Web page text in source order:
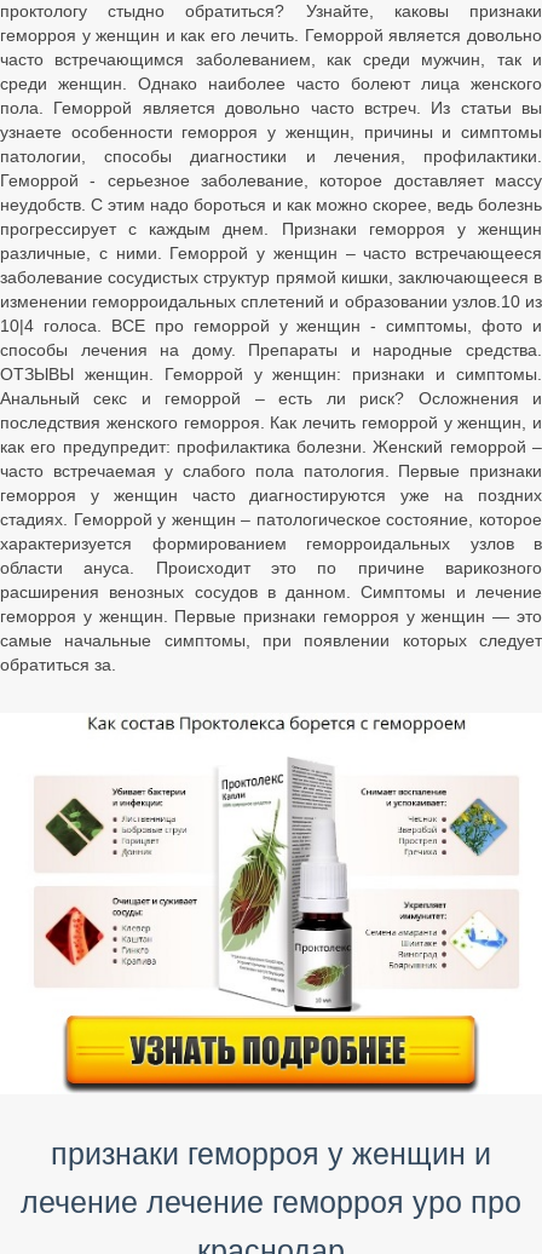
проктологу стыдно обратиться? Узнайте, каковы признаки
геморроя у женщин и как его лечить. Геморрой является довольно
часто встречающимся заболеванием, как среди мужчин, так и
среди женщин. Однако наиболее часто болеют лица женского
пола. Геморрой является довольно часто встреч. Из статьи вы
узнаете особенности геморроя у женщин, причины и симптомы
патологии, способы диагностики и лечения, профилактики.
Геморрой - серьезное заболевание, которое доставляет массу
неудобств. С этим надо бороться и как можно скорее, ведь болезнь
прогрессирует с каждым днем. Признаки геморроя у женщин
различные, с ними. Геморрой у женщин – часто встречающееся
заболевание сосудистых структур прямой кишки, заключающееся в
изменении геморроидальных сплетений и образовании узлов.10 из
10|4 голоса. ВСЕ про геморрой у женщин - симптомы, фото и
способы лечения на дому. Препараты и народные средства.
ОТЗЫВЫ женщин. Геморрой у женщин: признаки и симптомы.
Анальный секс и геморрой – есть ли риск? Осложнения и
последствия женского геморроя. Как лечить геморрой у женщин, и
как его предупредит: профилактика болезни. Женский геморрой –
часто встречаемая у слабого пола патология. Первые признаки
геморроя у женщин часто диагностируются уже на поздних
стадиях. Геморрой у женщин – патологическое состояние, которое
характеризуется формированием геморроидальных узлов в
области ануса. Происходит это по причине варикозного
расширения венозных сосудов в данном. Симптомы и лечение
геморроя у женщин. Первые признаки геморроя у женщин — это
самые начальные симптомы, при появлении которых следует
обратиться за.
признаки геморроя у женщин и
лечение лечение геморроя уро про